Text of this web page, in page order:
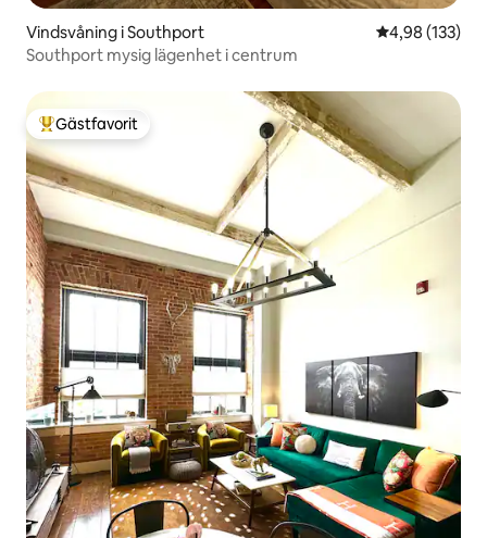
Vindsvåning i Southport 4,98 av 5 i
4,98 (133)
Southport mysig lägenhet i centrum
Populär gästfavorit
Gästfavorit